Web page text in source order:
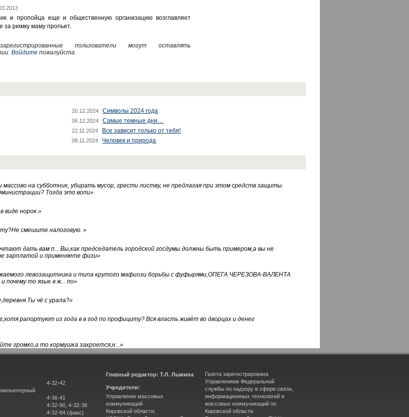
и пропойца еще и общественную организацию возглавляет
за рюмку маму пропьет.
пользователи могут оставлять
Войдитепожалуйста.
20.12.2024 Символы 2024 года
06.12.2024 Самые темные дни…
22.11.2024 Все зависит только от тебя!
08.11.2024 Человек и природа
на субботник, убирать мусор, грести листву, не предлагая при этом средств защиты.
Тогда это вопи»
виде норок.»
смешите налоговую. »
дать вам п... Вы,как председатель городской госдумы должны быть примером,а вы не
зарплатой и применяете физи»
левозащитника и типа крутого мафиози борьбы с фуфырями,ОПЕГА ЧЕРЕЗОВА-ВАЛЕНТА
почему то язык в ж... по»
чё с урала?»
рапортуют из года в в год по профициту? Вся власть живёт во дворцах и денег
громко,а то кормушка закроется,н...»
4-32-42
4-36-41
4-32-90, 4-32-38
4-32-84 (факс)
Главный редактор: Т.Л. Лыжина
Учредители:
Управление массовых
коммуникаций
Кировской области;
Газета зарегистрирована
Управлением Федеральной
службы по надзору в сфере связи,
информационных технологий и
массовых коммуникаций по
Кировской области.